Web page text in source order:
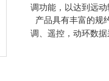
调功能，以达到远
产品具有丰富的规
调、遥控，动环数